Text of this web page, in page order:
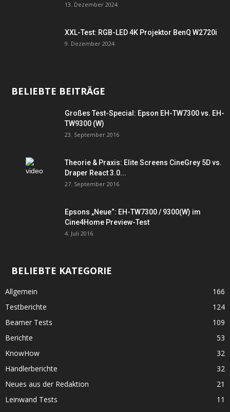
13. Dezember 2024
XXL-Test: RGB-LED 4K Projektor BenQ W2720i
9. Dezember 2024
BELIEBTE BEITRÄGE
Großes Test-Special: Epson EH-TW7300 vs. EH-
TW9300 (W)
23. September 2016
Theorie & Praxis: Elite Screens CineGrey 5D vs.
Draper React 3.0...
27. September 2016
Epsons „Neue“: EH-TW7300 / 9300(W) im
Cine4Home Preview-Test
4. Juli 2016
BELIEBTE KATEGORIE
Allgemein
166
Testberichte
124
Beamer Tests
109
Berichte
53
KnowHow
32
Händlerberichte
32
Neues aus der Redaktion
21
Leinwand Tests
11